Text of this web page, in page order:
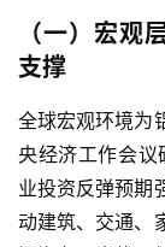
（一）宏观
支撑
全球宏观环境为
央经济工作会议
业投资反弹预期
动建筑、交通、